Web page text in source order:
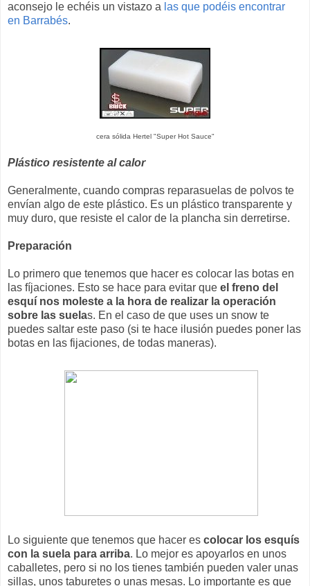
aconsejo le echéis un vistazo a las que podéis encontrar
en Barrabés.
cera sólida Hertel "Super Hot Sauce"
Plástico resistente al calor
Generalmente, cuando compras reparasuelas de polvos te
envían algo de este plástico. Es un plástico transparente y
muy duro, que resiste el calor de la plancha sin derretirse.
Preparación
Lo primero que tenemos que hacer es colocar las botas en
las fíjaciones. Esto se hace para evitar que el freno del
esquí nos moleste a la hora de realizar la operación
sobre las suelas. En el caso de que uses un snow te
puedes saltar este paso (si te hace ilusión puedes poner las
botas en las fijaciones, de todas maneras).
Lo siguiente que tenemos que hacer es colocar los esquís
con la suela para arriba. Lo mejor es apoyarlos en unos
caballetes, pero si no los tienes también pueden valer unas
sillas, unos taburetes o unas mesas. Lo importante es que